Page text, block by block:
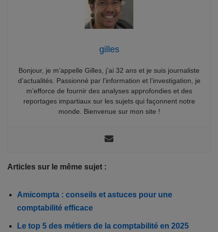
gilles
Bonjour, je m’appelle Gilles, j’ai 32 ans et je suis journaliste
d’actualités. Passionné par l’information et l’investigation, je
m’efforce de fournir des analyses approfondies et des
reportages impartiaux sur les sujets qui façonnent notre
monde. Bienvenue sur mon site !
Articles sur le même sujet :
Amicompta : conseils et astuces pour une
comptabilité efficace
Le top 5 des métiers de la comptabilité en 2025